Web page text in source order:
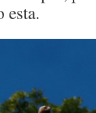
esta.